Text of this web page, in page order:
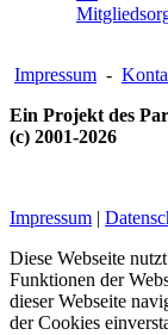
Impressum -
Ein Projekt des
(c) 2001-2026
Impressum |
Diese Webseite
Funktionen der
dieser Webseite
der Cookies